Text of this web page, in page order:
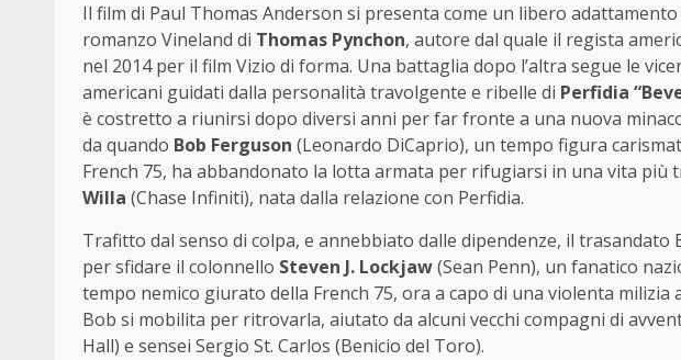
Il film di Paul Thomas Anderson si presenta come un libero
romanzo Vineland di Thomas Pynchon, autore dal quale il regista
nel 2014 per il film Vizio di forma. Una battaglia dopo l’altra segue le
americani guidati dalla personalità travolgente e ribelle di Perfidia
è costretto a riunirsi dopo diversi anni per far fronte a una nuova
da quando Bob Ferguson (Leonardo DiCaprio), un tempo figura
French 75, ha abbandonato la lotta armata per rifugiarsi in una vita più
Willa (Chase Infiniti), nata dalla relazione con Perfidia.
Trafitto dal senso di colpa, e annebbiato dalle dipendenze, il
per sfidare il colonnello Steven J. Lockjaw(Sean Penn), un fanatico
tempo nemico giurato della French 75, ora a capo di una violenta milizia
Bob si mobilita per ritrovarla, aiutato da alcuni vecchi compagni di
Hall) e sensei Sergio St. Carlos (Benicio del Toro).